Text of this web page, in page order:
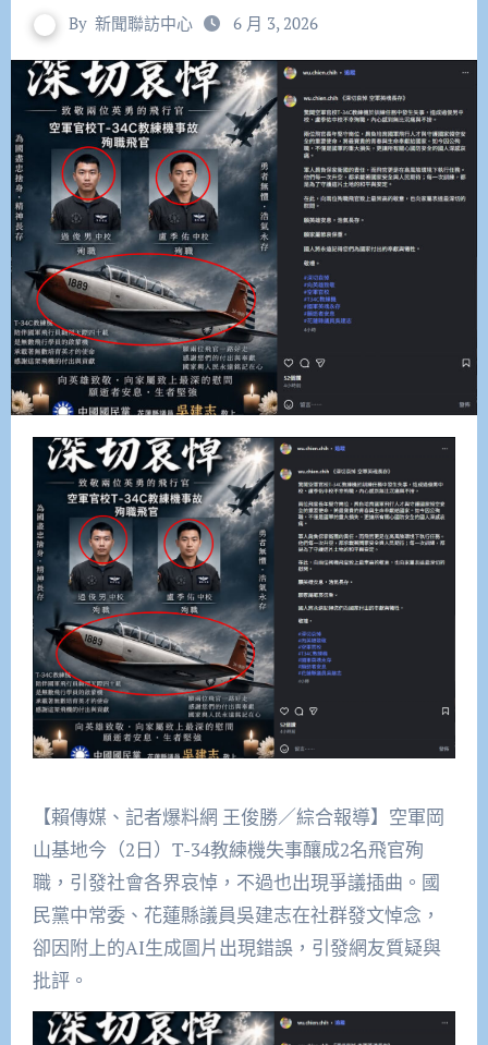
By 新聞聯訪中心 6 月 3, 2026
【賴傳媒、記者爆料網 王俊勝／綜合報導】空軍岡
山基地今（2日）T-34教練機失事釀成2名飛官殉
職，引發社會各界哀悼，不過也出現爭議插曲。國
民黨中常委、花蓮縣議員吳建志在社群發文悼念，
卻因附上的AI生成圖片出現錯誤，引發網友質疑與
批評。